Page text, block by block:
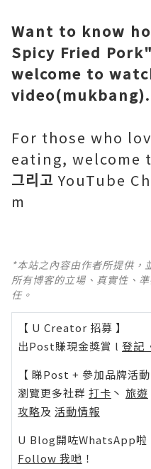
Want to know
Spicy Fried
welcome to
video(mukbang).
For those who
eating, welcome
그리고 YouTube
m
*本站之內容由作者所提供，
所有博客的立場、真實性、
任。
【 U Creator 招募 】
出Post賺現金獎賞 l 登記
【 睇Post + 參加品牌活動
瀏覽更多社群 打卡 丶 旅遊
攻略及 活動情報
U Blog開咗WhatsApp啦
Follow 我哋 ！